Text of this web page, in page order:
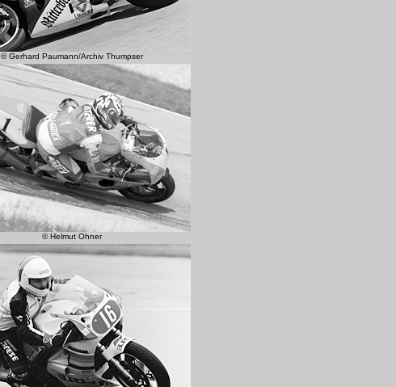
© Gerhard Paumann/Archiv Thumpser
© Helmut Ohner